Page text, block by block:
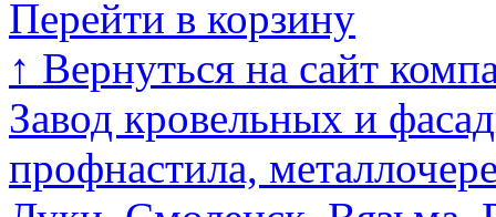
Перейти в корзину
↑ Вернуться на сайт
Завод кровельных и
профнастила,